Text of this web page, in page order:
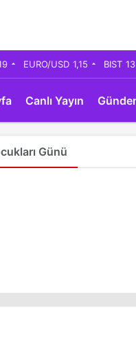
EURO/USD 1,15 BIST
Canlı Yayın
Günü